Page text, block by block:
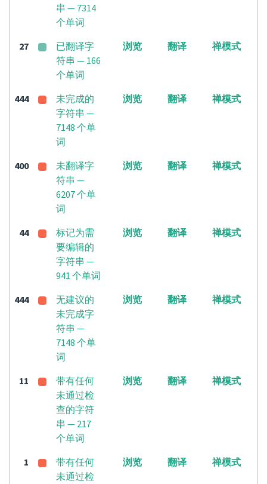
串 — 7314
个单词
27
已翻译字
符串 — 166
个单词
浏览 翻译 禅模式
444
未完成的
字符串 —
7148 个单
词
浏览 翻译 禅模式
400
未翻译字
符串 —
6207 个单
词
浏览 翻译 禅模式
44
标记为需
要编辑的
字符串 —
941 个单词
浏览 翻译 禅模式
444
无建议的
未完成字
符串 —
7148 个单
词
浏览 翻译 禅模式
11
带有任何
未通过检
查的字符
串 — 217
个单词
浏览 翻译 禅模式
1
带有任何
未通过检
浏览 翻译 禅模式